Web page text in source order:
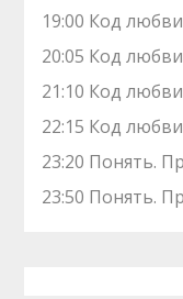
19:00 Код
20:05 Код
21:10 Код
22:15 Код
23:20 Понять.
23:50 Понять.